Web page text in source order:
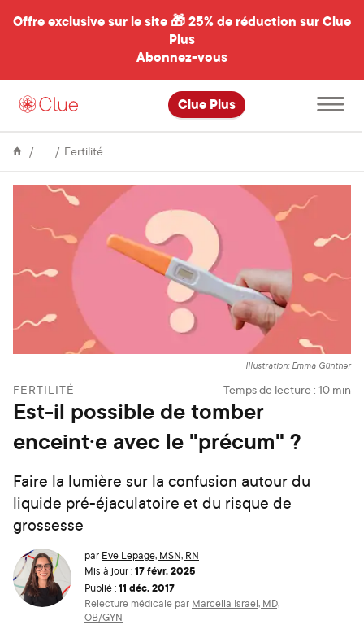
Offre exclusive sur le site 🎁25% de réduction sur Clue
Plus
Abonnez-vous
Clue Plus
Ouvrir
le
menu
Encyclopédie
FertilitéEst-
tomber
enceint·e
avec
le
"précum"
Illustration: Emma Günther
FERTILITÉ Temps de lecture : 10 min
Est-il possible de tomber
enceint·e avec le "précum" ?
Faire la lumière sur la confusion autour du
liquide pré-éjaculatoire et du risque de
grossesse
par Eve Lepage, MSN, RN
Mis à jour :17 févr. 2025
Publié :11 déc. 2017
Relecture médicale par Marcella Israel, MD,
OB/GYN